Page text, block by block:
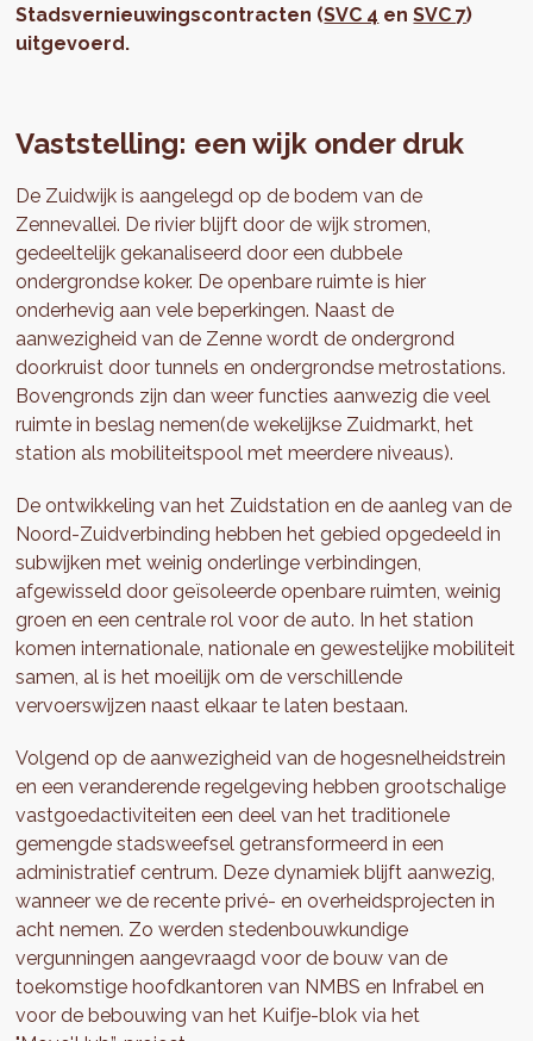
Stadsvernieuwingscontracten (SVC 4 enSVC 7)
uitgevoerd.
Vaststelling: een wijk onder druk
De Zuidwijk is aangelegd op de bodem van de
Zennevallei. De rivier blijft door de wijk stromen,
gedeeltelijk gekanaliseerd door een dubbele
ondergrondse koker. De openbare ruimte is hier
onderhevig aan vele beperkingen. Naast de
aanwezigheid van de Zenne wordt de ondergrond
doorkruist door tunnels en ondergrondse metrostations.
Bovengronds zijn dan weer functies aanwezig die veel
ruimte in beslag nemen(de wekelijkse Zuidmarkt, het
station als mobiliteitspool met meerdere niveaus).
De ontwikkeling van het Zuidstation en de aanleg van de
Noord-Zuidverbinding hebben het gebied opgedeeld in
subwijken met weinig onderlinge verbindingen,
afgewisseld door geïsoleerde openbare ruimten, weinig
groen en een centrale rol voor de auto. In het station
komen internationale, nationale en gewestelijke mobiliteit
samen, al is het moeilijk om de verschillende
vervoerswijzen naast elkaar te laten bestaan.
Volgend op de aanwezigheid van de hogesnelheidstrein
en een veranderende regelgeving hebben grootschalige
vastgoedactiviteiten een deel van het traditionele
gemengde stadsweefsel getransformeerd in een
administratief centrum. Deze dynamiek blijft aanwezig,
wanneer we de recente privé- en overheidsprojecten in
acht nemen. Zo werden stedenbouwkundige
vergunningen aangevraagd voor de bouw van de
toekomstige hoofdkantoren van NMBS en Infrabel en
voor de bebouwing van het Kuifje-blok via het